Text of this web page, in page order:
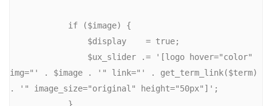
img="' . $image . '" link="' . get_term_link($term)
. '" image_size="original" height="50px"]';